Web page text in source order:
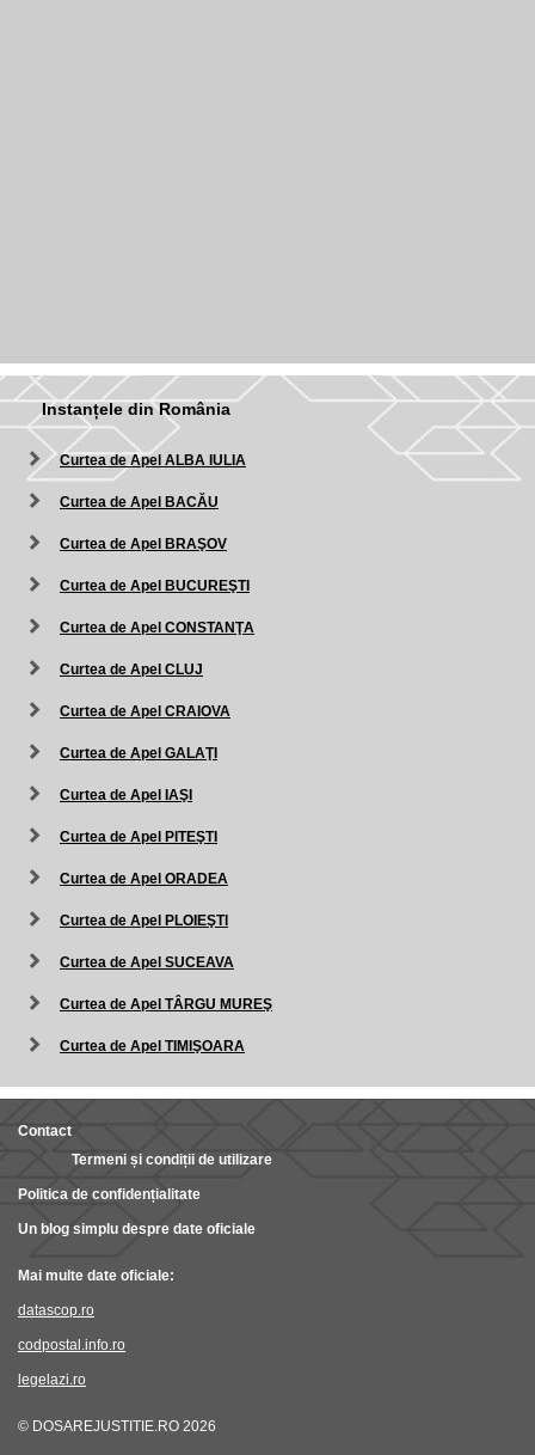
Instanțele din România
Curtea de Apel ALBA IULIA
Curtea de Apel BACĂU
Curtea de Apel BRAŞOV
Curtea de Apel BUCUREŞTI
Curtea de Apel CONSTANŢA
Curtea de Apel CLUJ
Curtea de Apel CRAIOVA
Curtea de Apel GALAŢI
Curtea de Apel IAŞI
Curtea de Apel PITEŞTI
Curtea de Apel ORADEA
Curtea de Apel PLOIEŞTI
Curtea de Apel SUCEAVA
Curtea de Apel TÂRGU MUREŞ
Curtea de Apel TIMIŞOARA
Contact
Termeni și condiții de utilizare
Politica de confidențialitate
Un blog simplu despre date oficiale
Mai multe date oficiale:
datascop.ro
codpostal.info.ro
legelazi.ro
© DOSAREJUSTITIE.RO 2026